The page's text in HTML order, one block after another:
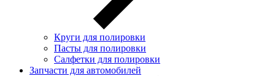
Круги для полировки
Пасты для полировки
Салфетки для полировки
Запчасти для автомобилей